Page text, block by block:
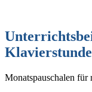
Monatspauschalen